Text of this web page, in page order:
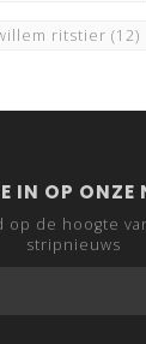
ritstier (12)
IN OP ONZE
op de hoogte
stripnieuws